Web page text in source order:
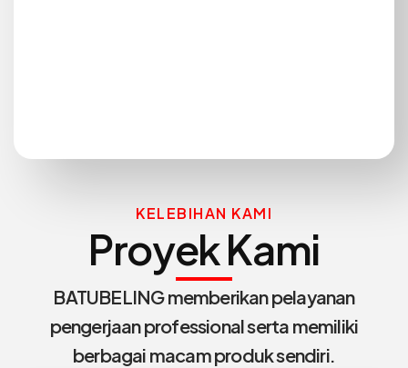
KELEBIHAN KAMI
Proyek Kami
BATUBELING memberikan pelayanan
pengerjaan professional serta memiliki
berbagai macam produk sendiri.